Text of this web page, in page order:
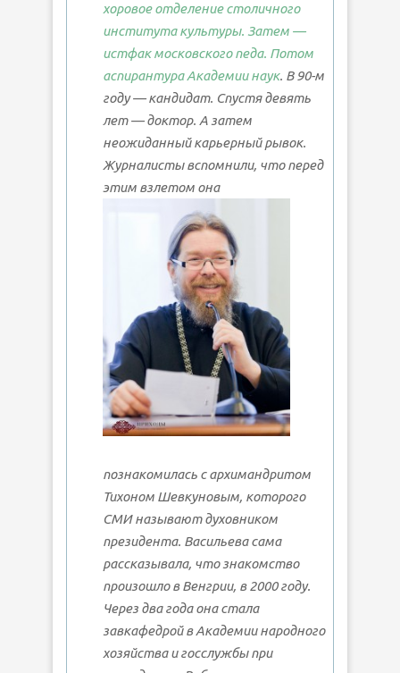
хоровое отделение столичного
института культуры. Затем —
истфак московского педа. Потом
аспирантура Академии наук. В 90-м
году — кандидат. Спустя девять
лет — доктор. А затем
неожиданный карьерный рывок.
Журналисты вспомнили, что перед
этим взлетом она
познакомилась с архимандритом
Тихоном Шевкуновым, которого
СМИ называют духовником
президента. Васильева сама
рассказывала, что знакомство
произошло в Венгрии, в 2000 году.
Через два года она стала
завкафедрой в Академии народного
хозяйства и госслужбы при